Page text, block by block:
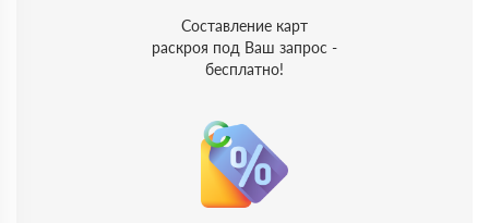
Составление карт
раскроя под Ваш запрос -
бесплатно!